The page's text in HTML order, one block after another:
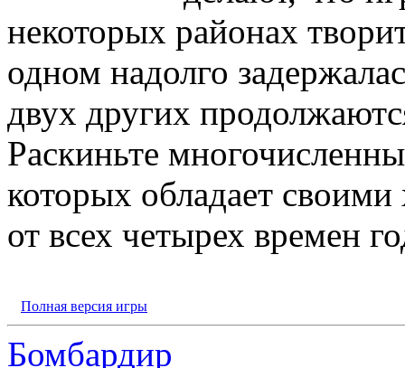
некоторых районах
одном надолго
двух других
Раскиньте
которых обладает
от всех четырех времен
Полная версия игры
Бомбардир